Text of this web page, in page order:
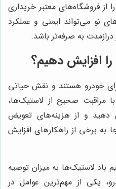
از فروشگاه‌های معتبر خریداری
نو می‌تواند ایمنی و عملکرد
به صرفه‌تر باشد.
افزایش دهیم؟
خودرو هستند و نقش حیاتی
مراقبت صحیح از لاستیک‌ها،
دهید و از هزینه‌های تعویض
به برخی از راهکارهای افزایش
باد لاستیک‌ها به میزان توصیه
یکی از مهم‌ترین عوامل در